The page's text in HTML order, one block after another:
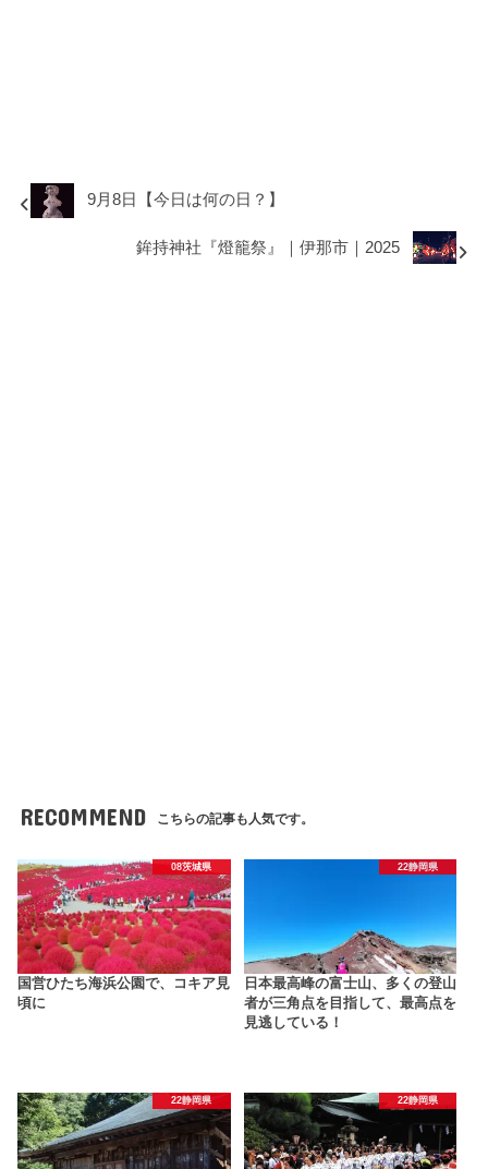
9月8日【今日は何の日？】
鉾持神社『燈籠祭』｜伊那市｜2025
RECOMMEND こちらの記事も人気です。
08茨城県
国営ひたち海浜公園で、コキア見
頃に
22静岡県
日本最高峰の富士山、多くの登山
者が三角点を目指して、最高点を
見逃している！
22静岡県 22静岡県